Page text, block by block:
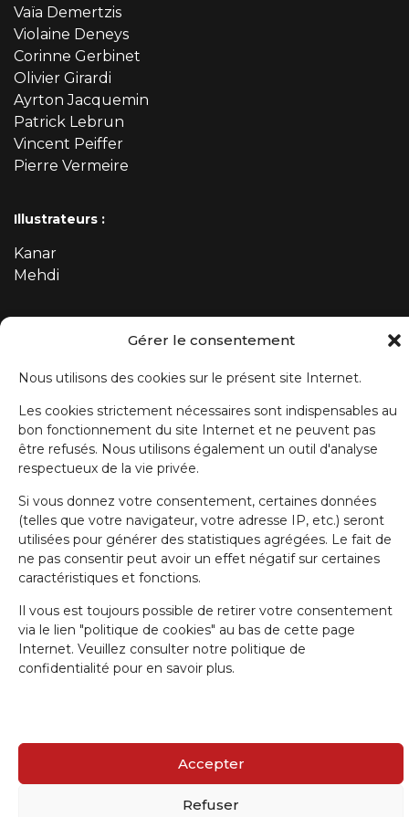
Gérer le consentement
Nous utilisons des cookies sur le présent site Internet.
Les cookies strictement nécessaires sont indispensables au
bon fonctionnement du site Internet et ne peuvent pas
être refusés. Nous utilisons également un outil d'analyse
respectueux de la vie privée.
Si vous donnez votre consentement, certaines données
(telles que votre navigateur, votre adresse IP, etc.) seront
utilisées pour générer des statistiques agrégées. Le fait de
ne pas consentir peut avoir un effet négatif sur certaines
caractéristiques et fonctions.
Il vous est toujours possible de retirer votre consentement
via le lien "politique de cookies" au bas de cette page
Internet. Veuillez consulter notre politique de
confidentialité pour en savoir plus.
Accepter
Refuser
Vaïa Demertzis
Violaine Deneys
Corinne Gerbinet
Olivier Girardi
Ayrton Jacquemin
Patrick Lebrun
Vincent Peiffer
Pierre Vermeire
Illustrateurs :
Kanar
Mehdi
ABONNEZ-VOUS À NOTRE NEWSLETTER
Nom de famille
E-mail
J'accepte la politique de confidentialité.